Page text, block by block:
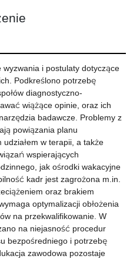
i postulaty dotyczące
Podkreślono potrzebę
diagnostyczno-
wiążące opinie, oraz ich
badawcze. Problemy z
powiązania planu
w terapii, a także
wspierających
jak ośrodki wakacyjne
kadr jest zagrożona m.in.
oraz brakiem
optymalizacji obłożenia
na przekwalifikowanie. W
na niejasność procedur
bezpośredniego i potrzebę
zawodowa pozostaje